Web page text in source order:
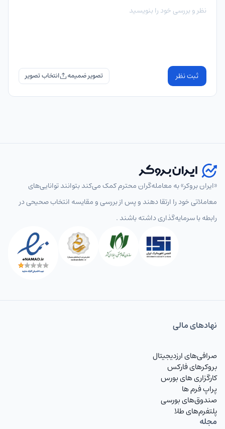
ثبت نظر تصویر ضمیمه
«ایران بروکر» به معامله‌گران محترم کمک می‌کند بتوانند توانایی‌های
معاملاتی خود را ارتقا دهند و پس از بررسی و مقایسه انتخاب‌ صحیحی در
رابطه با سرمایه‌گذاری داشته باشند .
نهاد‌های مالی
صرافی‌های ارزدیجیتال
بروکرهای فارکس
کارگزاری های بورس
پراپ فرم ها
صندوق‌های بورسی
پلتفرم‌های طلا
مجله